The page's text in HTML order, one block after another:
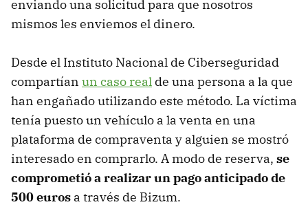
enviando una solicitud para que nosotros
mismos les enviemos el dinero.
Desde el Instituto Nacional de Ciberseguridad
compartían un caso real de una persona a la que
han engañado utilizando este método. La víctima
tenía puesto un vehículo a la venta en una
plataforma de compraventa y alguien se mostró
interesado en comprarlo. A modo de reserva, se
comprometió a realizar un pago anticipado de
500 euros a través de Bizum.